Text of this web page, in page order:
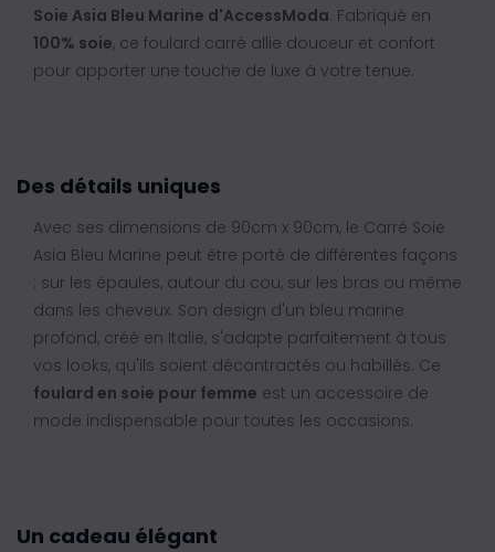
Soie Asia Bleu Marine d'AccessModa. Fabriqué en
100% soie, ce foulard carré allie douceur et confort
pour apporter une touche de luxe à votre tenue.
Des détails uniques
Avec ses dimensions de 90cm x 90cm, le Carré Soie
Asia Bleu Marine peut être porté de différentes façons
: sur les épaules, autour du cou, sur les bras ou même
dans les cheveux. Son design d'un bleu marine
profond, créé en Italie, s'adapte parfaitement à tous
vos looks, qu'ils soient décontractés ou habillés. Ce
foulard en soie pour femme est un accessoire de
mode indispensable pour toutes les occasions.
Un cadeau élégant